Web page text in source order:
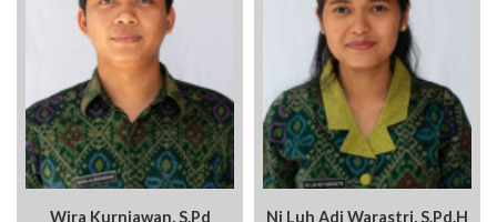
Wira Kurniawan, S.Pd
Ni Luh Adi Warastri, S.Pd.H